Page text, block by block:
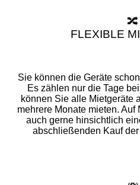
🔀
FLEXIBLE
Sie können die Geräte
Es zählen nur die Tage
können Sie alle Mietgeräte
mehrere Monate mieten.
auch gerne hinsichtlich
abschließenden Kauf